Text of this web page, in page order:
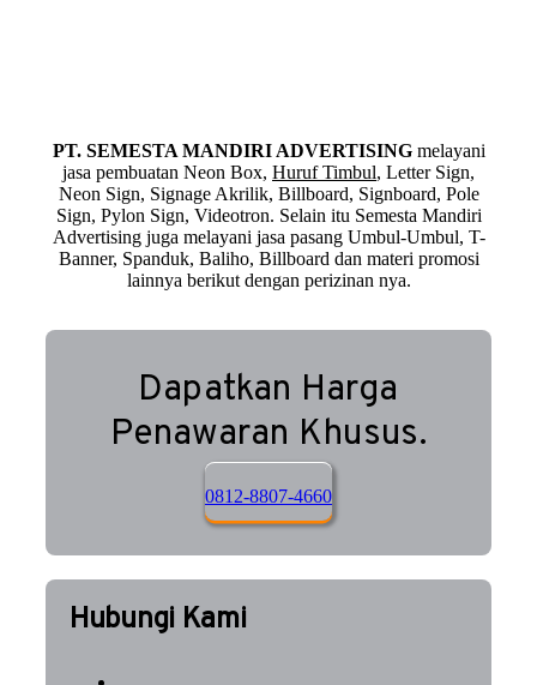
PT. SEMESTA MANDIRI ADVERTISINGmelayani
jasa pembuatan Neon Box, Huruf Timbul, Letter Sign,
Neon Sign, Signage Akrilik, Billboard, Signboard, Pole
Sign, Pylon Sign, Videotron. Selain itu Semesta Mandiri
Advertising juga melayani jasa pasang Umbul-Umbul, T-
Banner, Spanduk, Baliho, Billboard dan materi promosi
lainnya berikut dengan perizinan nya.
Dapatkan Harga
Penawaran Khusus.
0812-8807-4660
Hubungi Kami